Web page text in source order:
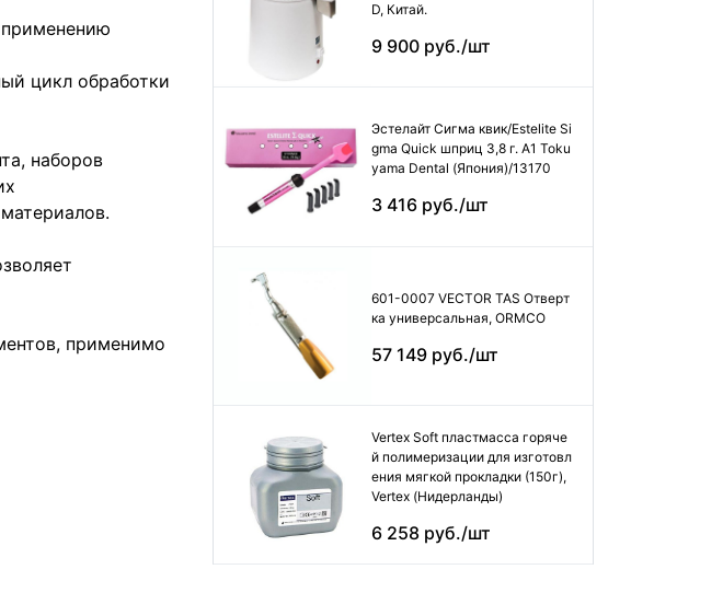
цикл обработки
наборов
применимо
D, Китай.
9 900 руб./шт
Эстелайт Сигма квик/Estelite Si
gma Quick шприц 3,8 г. А1 Toku
yama Dental (Япония)/13170
3 416 руб./шт
601-0007 VECTOR TAS Отверт
ка универсальная, ORMCO
57 149 руб./шт
Vertex Soft пластмасса горяче
й полимеризации для изготовл
ения мягкой прокладки (150г),
Vertex (Нидерланды)
6 258 руб./шт